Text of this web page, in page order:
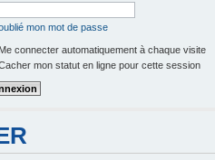
mon mot de passe
Me connecter automatiquement à chaque visite
mon statut en ligne pour cette session